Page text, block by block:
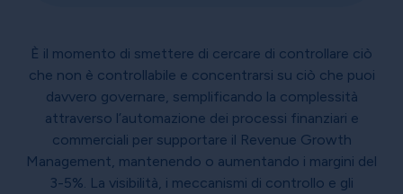
È il momento di smettere di cercare di controllare ciò
che non è controllabile e concentrarsi su ciò che puoi
davvero governare, semplificando la complessità
attraverso l’automazione dei processi finanziari e
commerciali per supportare il Revenue Growth
Management, mantenendo o aumentando i margini del
3-5%. La visibilità, i meccanismi di controllo e gli